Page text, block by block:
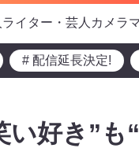
イター・芸人カメラ
# 配信延長決定!
い好き”